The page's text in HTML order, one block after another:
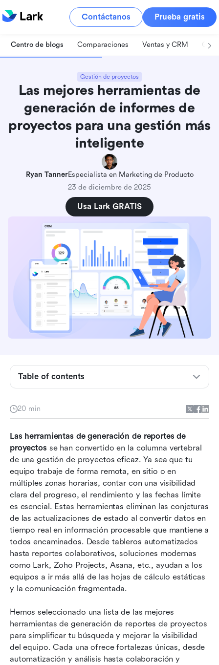
Contáctanos Prueba gratis
Centro de blogs Comparaciones Ventas y CRM
Gestión de proyectos
Las mejores herramientas de
generación de informes de
proyectos para una gestión más
inteligente
Ryan TannerEspecialista en Marketing de Producto
23 de diciembre de 2025
Usa Lark GRATIS
20 min
Las herramientas de generación de reportes de
proyectos se han convertido en la columna vertebral
de una gestión de proyectos eficaz. Ya sea que tu
equipo trabaje de forma remota, en sitio o en
múltiples zonas horarias, contar con una visibilidad
clara del progreso, el rendimiento y las fechas límite
es esencial. Estas herramientas eliminan las conjeturas
de las actualizaciones de estado al convertir datos en
tiempo real en información procesable que mantiene a
todos encaminados. Desde tableros automatizados
hasta reportes colaborativos, soluciones modernas
como Lark, Zoho Projects, Asana, etc., ayudan a los
equipos a ir más allá de las hojas de cálculo estáticas
y la comunicación fragmentada.
Hemos seleccionado una lista de las mejores
herramientas de generación de reportes de proyectos
para simplificar tu búsqueda y mejorar la visibilidad
del equipo. Cada una ofrece fortalezas únicas, desde
automatización y análisis hasta colaboración y
Table of contents
Por qué cada equipo necesita herramientas de
Las 8 mejores herramientas de informes de
proyectos que necesitas probar
Funciones imprescindibles en el software de
informes moderno
Consejos inteligentes para elegir la solución de
reportes adecuada
Casos de uso reales de las herramientas de
generación de informes de proyectos
Conclusión
Preguntas frecuentes